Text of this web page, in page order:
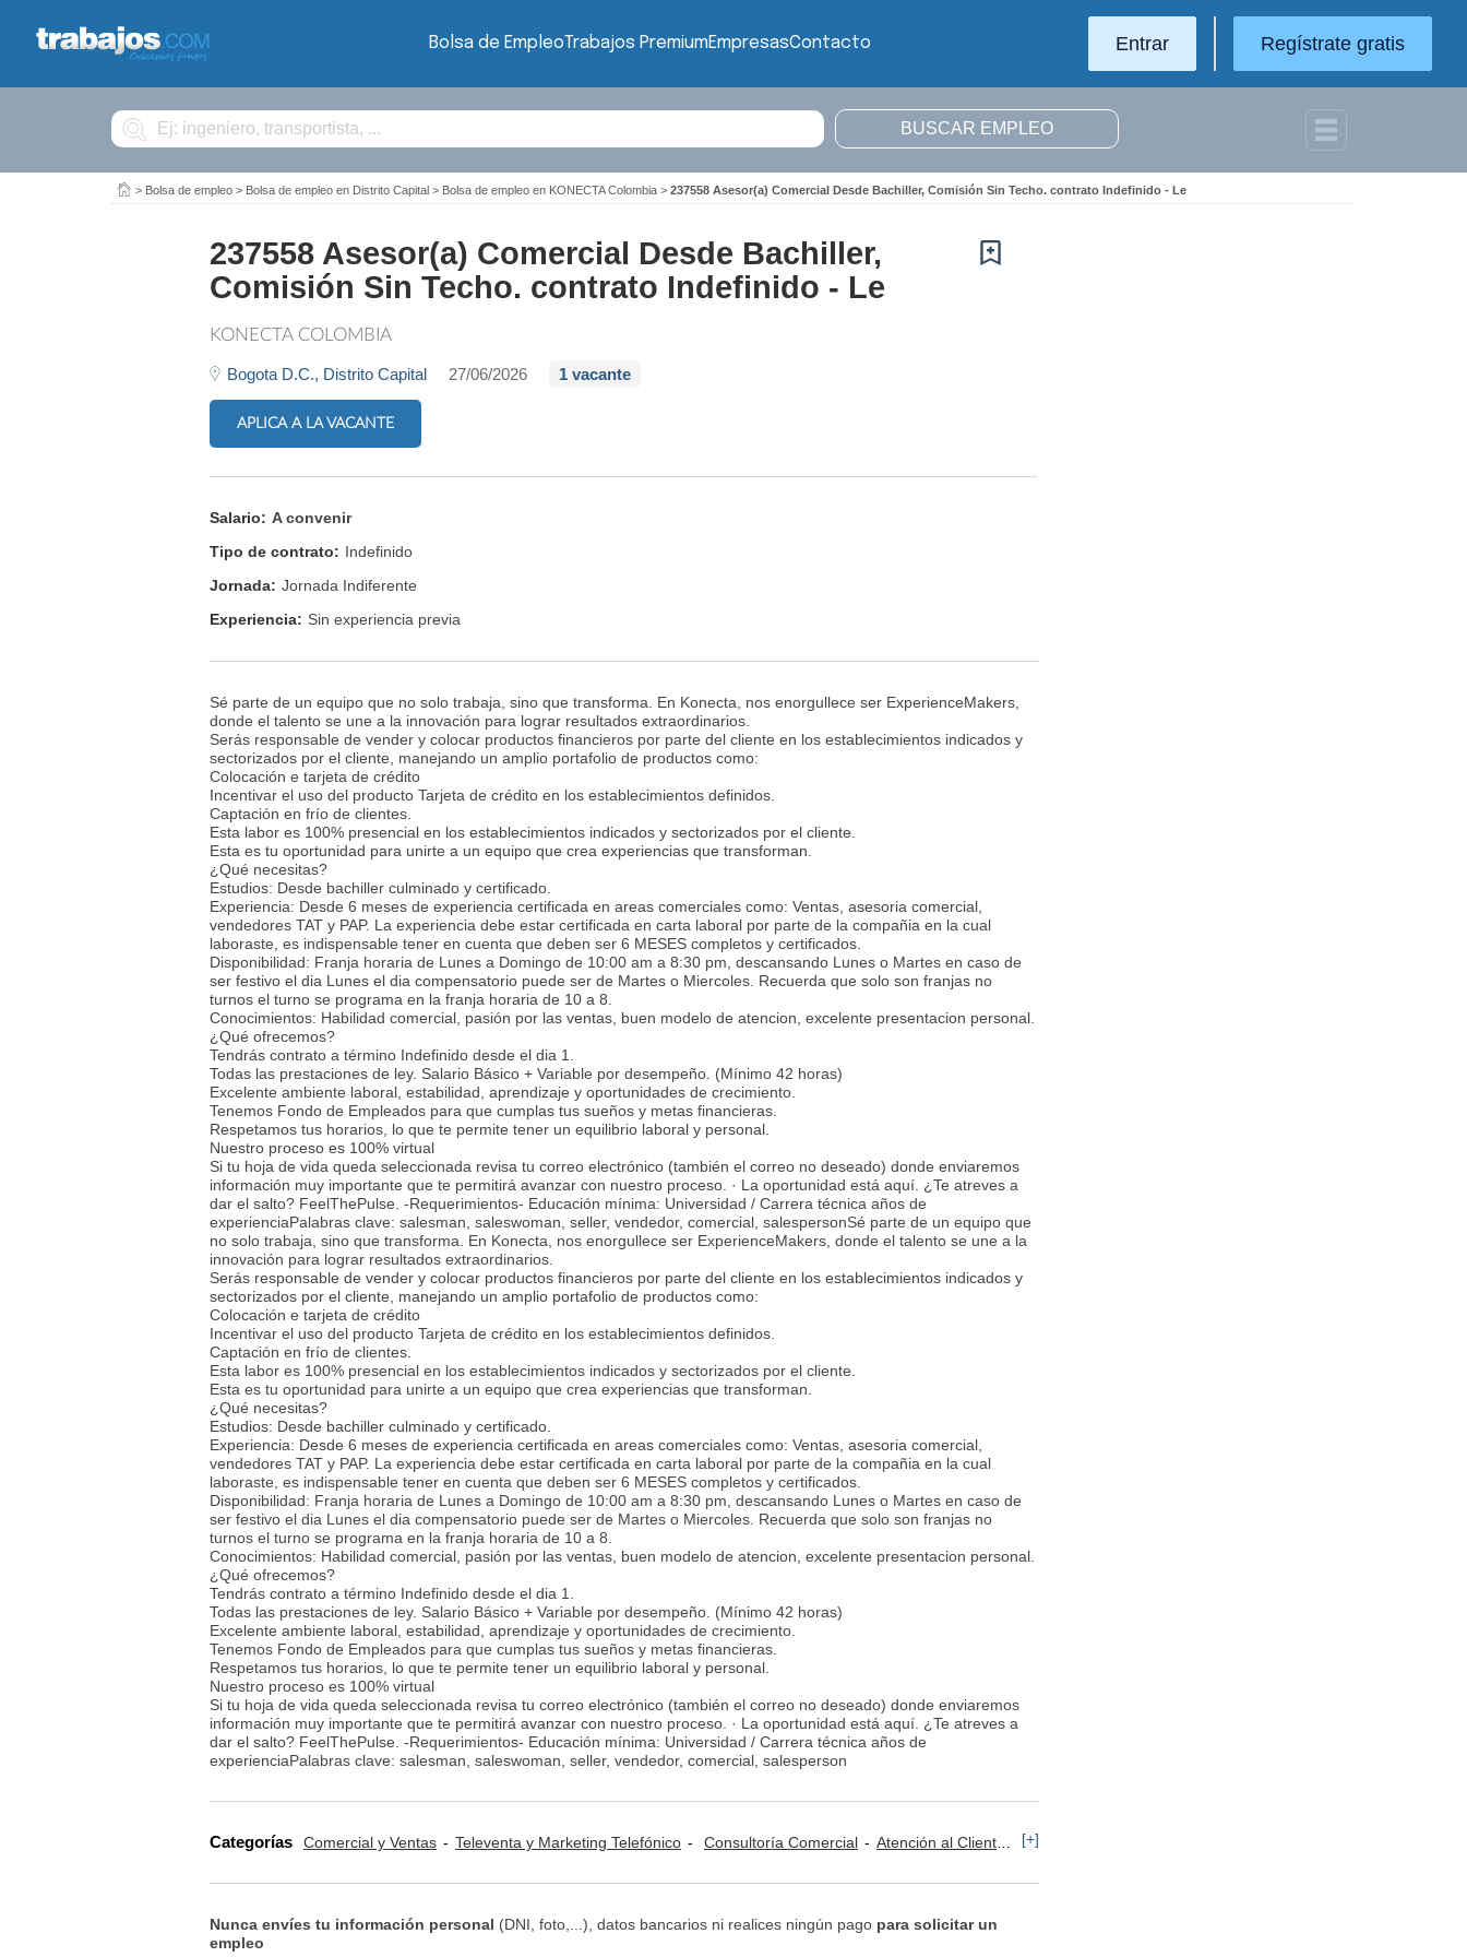
Bolsa de EmpleoTrabajos PremiumEmpresasContacto Entrar Regístrate gratis
Buscar
> Bolsa de empleo > Bolsa de empleo en Distrito Capital > Bolsa de empleo en KONECTA Colombia > 237558 Asesor(a) Comercial Desde Bachiller, Comisión Sin Techo. contrato Indefinido - Le
237558 Asesor(a) Comercial Desde Bachiller,
Comisión Sin Techo. contrato Indefinido - Le
KONECTA COLOMBIA
Bogota D.C., Distrito Capital 27/06/2026 1 vacante
APLICA A LA VACANTE
Salario: A convenir
Tipo de contrato: Indefinido
Jornada: Jornada Indiferente
Experiencia: Sin experiencia previa
Sé parte de un equipo que no solo trabaja, sino que transforma. En Konecta, nos enorgullece ser ExperienceMakers,
donde el talento se une a la innovación para lograr resultados extraordinarios.
Serás responsable de vender y colocar productos financieros por parte del cliente en los establecimientos indicados y
sectorizados por el cliente, manejando un amplio portafolio de productos como:
Colocación e tarjeta de crédito
Incentivar el uso del producto Tarjeta de crédito en los establecimientos definidos.
Captación en frío de clientes.
Esta labor es 100% presencial en los establecimientos indicados y sectorizados por el cliente.
Esta es tu oportunidad para unirte a un equipo que crea experiencias que transforman.
¿Qué necesitas?
Estudios: Desde bachiller culminado y certificado.
Experiencia: Desde 6 meses de experiencia certificada en areas comerciales como: Ventas, asesoria comercial,
vendedores TAT y PAP. La experiencia debe estar certificada en carta laboral por parte de la compañia en la cual
laboraste, es indispensable tener en cuenta que deben ser 6 MESES completos y certificados.
Disponibilidad: Franja horaria de Lunes a Domingo de 10:00 am a 8:30 pm, descansando Lunes o Martes en caso de
ser festivo el dia Lunes el dia compensatorio puede ser de Martes o Miercoles. Recuerda que solo son franjas no
turnos el turno se programa en la franja horaria de 10 a 8.
Conocimientos: Habilidad comercial, pasión por las ventas, buen modelo de atencion, excelente presentacion personal.
¿Qué ofrecemos?
Tendrás contrato a término Indefinido desde el dia 1.
Todas las prestaciones de ley. Salario Básico + Variable por desempeño. (Mínimo 42 horas)
Excelente ambiente laboral, estabilidad, aprendizaje y oportunidades de crecimiento.
Tenemos Fondo de Empleados para que cumplas tus sueños y metas financieras.
Respetamos tus horarios, lo que te permite tener un equilibrio laboral y personal.
Nuestro proceso es 100% virtual
Si tu hoja de vida queda seleccionada revisa tu correo electrónico (también el correo no deseado) donde enviaremos
información muy importante que te permitirá avanzar con nuestro proceso. · La oportunidad está aquí. ¿Te atreves a
dar el salto? FeelThePulse. -Requerimientos- Educación mínima: Universidad / Carrera técnica años de
experienciaPalabras clave: salesman, saleswoman, seller, vendedor, comercial, salespersonSé parte de un equipo que
no solo trabaja, sino que transforma. En Konecta, nos enorgullece ser ExperienceMakers, donde el talento se une a la
innovación para lograr resultados extraordinarios.
Serás responsable de vender y colocar productos financieros por parte del cliente en los establecimientos indicados y
sectorizados por el cliente, manejando un amplio portafolio de productos como:
Colocación e tarjeta de crédito
Incentivar el uso del producto Tarjeta de crédito en los establecimientos definidos.
Captación en frío de clientes.
Esta labor es 100% presencial en los establecimientos indicados y sectorizados por el cliente.
Esta es tu oportunidad para unirte a un equipo que crea experiencias que transforman.
¿Qué necesitas?
Estudios: Desde bachiller culminado y certificado.
Experiencia: Desde 6 meses de experiencia certificada en areas comerciales como: Ventas, asesoria comercial,
vendedores TAT y PAP. La experiencia debe estar certificada en carta laboral por parte de la compañia en la cual
laboraste, es indispensable tener en cuenta que deben ser 6 MESES completos y certificados.
Disponibilidad: Franja horaria de Lunes a Domingo de 10:00 am a 8:30 pm, descansando Lunes o Martes en caso de
ser festivo el dia Lunes el dia compensatorio puede ser de Martes o Miercoles. Recuerda que solo son franjas no
turnos el turno se programa en la franja horaria de 10 a 8.
Conocimientos: Habilidad comercial, pasión por las ventas, buen modelo de atencion, excelente presentacion personal.
¿Qué ofrecemos?
Tendrás contrato a término Indefinido desde el dia 1.
Todas las prestaciones de ley. Salario Básico + Variable por desempeño. (Mínimo 42 horas)
Excelente ambiente laboral, estabilidad, aprendizaje y oportunidades de crecimiento.
Tenemos Fondo de Empleados para que cumplas tus sueños y metas financieras.
Respetamos tus horarios, lo que te permite tener un equilibrio laboral y personal.
Nuestro proceso es 100% virtual
Si tu hoja de vida queda seleccionada revisa tu correo electrónico (también el correo no deseado) donde enviaremos
información muy importante que te permitirá avanzar con nuestro proceso. · La oportunidad está aquí. ¿Te atreves a
dar el salto? FeelThePulse. -Requerimientos- Educación mínima: Universidad / Carrera técnica años de
experienciaPalabras clave: salesman, saleswoman, seller, vendedor, comercial, salesperson
Categorías Comercial y Ventas Televenta y Marketing Telefónico Consultoría Comercial Atención al Cliente / Telemarketing [+]
Nunca envíes tu información personal (DNI, foto,...), datos bancarios ni realices ningún pago para solicitar un
empleo